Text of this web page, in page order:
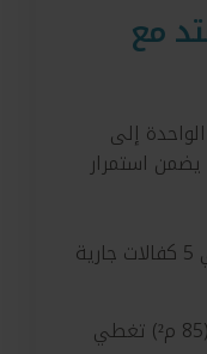
مع
إلى
استمرار
تمويل شقة كاملة (85 م²) تغطي